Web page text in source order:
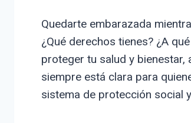
Quedarte embarazada
¿Qué derechos tienes? ¿A
proteger tu salud y bienestar,
siempre está clara para
sistema de protección social